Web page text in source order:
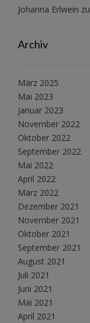
Johanna Erlwein zu
Archiv
März 2025
Mai 2023
Januar 2023
November 2022
Oktober 2022
September 2022
Mai 2022
April 2022
März 2022
Dezember 2021
November 2021
Oktober 2021
September 2021
August 2021
Juli 2021
Juni 2021
Mai 2021
April 2021